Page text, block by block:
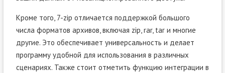
Кроме того, 7-zip отличается поддержкой большого
числа форматов архивов, включая zip, rar, tar и многие
другие. Это обеспечивает универсальность и делает
программу удобной для использования в различных
сценариях. Также стоит отметить функцию интеграции в